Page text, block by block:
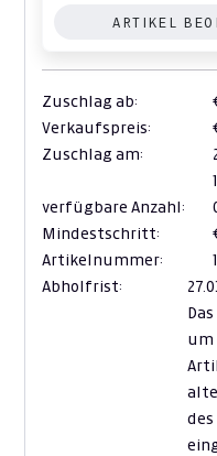
ARTIKEL
Zuschlag ab:
Verkaufspreis:
Zuschlag am:
verfügbare Anzahl:
Mindestschritt:
Artikelnummer:
Abholfrist:
um
des